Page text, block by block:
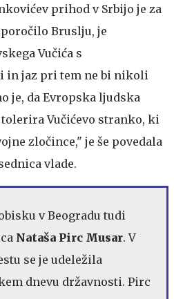
prihod v Srbijo je za
Bruslju, je
Vučića s
in jaz pri tem ne bi nikoli
je, da Evropska ljudska
Vučićevo stranko, ki
zločince," je še povedala
vlade.
v Beogradu tudi
Nataša Pirc Musar. V
se je udeležila
dnevu državnosti. Pirc